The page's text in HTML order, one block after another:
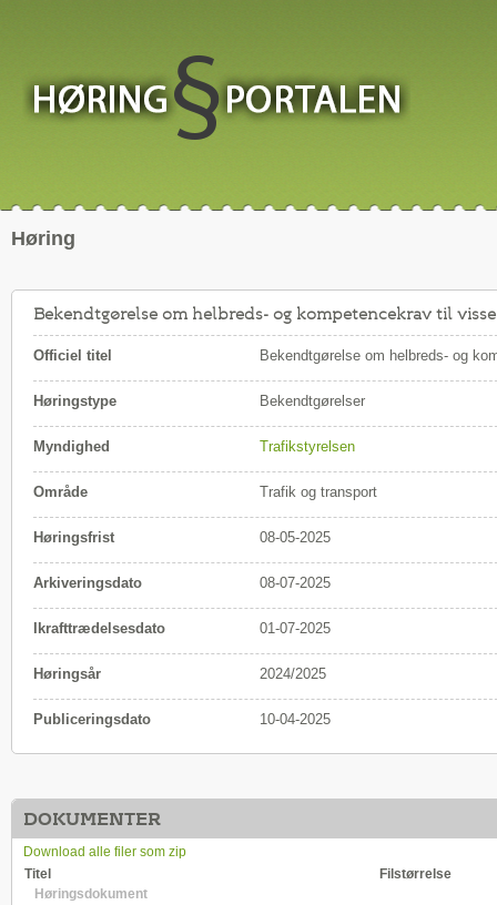
Høring
Bekendtgørelse om helbreds- og kompetencekrav til
Officiel titel Bekendtgørelse om helbreds- og
Høringstype Bekendtgørelser
Myndighed Trafikstyrelsen
Område Trafik og transport
Høringsfrist 08-05-2025
Arkiveringsdato 08-07-2025
Ikrafttrædelsesdato 01-07-2025
Høringsår 2024/2025
Publiceringsdato 10-04-2025
DOKUMENTER
Download alle filer som zip
Titel
Filstørrelse
Høringsdokument